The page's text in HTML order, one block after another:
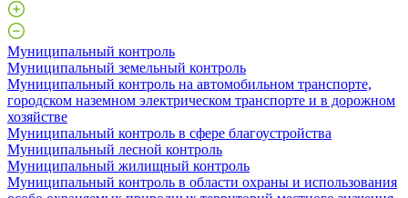
Муниципальный контроль
Муниципальный земельный контроль
Муниципальный контроль на автомобильном транспорте,
городском наземном электрическом транспорте и в дорожном
хозяйстве
Муниципальный контроль в сфере благоустройства
Муниципальный лесной контроль
Муниципальный жилищный контроль
Муниципальный контроль в области охраны и использования